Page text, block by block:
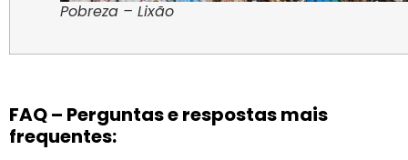
Pobreza – Lixão
FAQ – Perguntas e respostas mais
frequentes: